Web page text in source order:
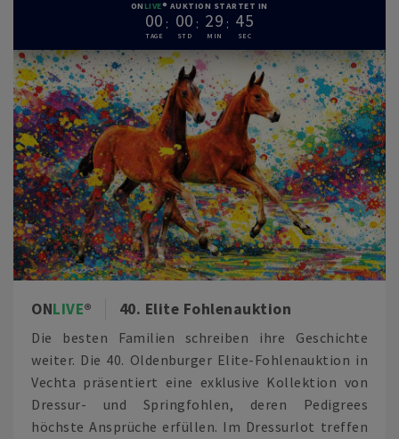
ONLIVE AUKTION STARTET IN
00 00 29 45
ONLIVE 40. Elite Fohlenauktion
Die besten Familien schreiben ihre Geschichte
weiter. Die 40. Oldenburger Elite-Fohlenauktion in
Vechta präsentiert eine exklusive Kollektion von
Dressur- und Springfohlen, deren Pedigrees
höchste Ansprüche erfüllen. Im Dressurlot treffen